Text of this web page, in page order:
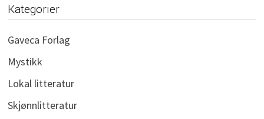
Kategorier
Gaveca Forlag
Mystikk
Lokal litteratur
Skjønnlitteratur